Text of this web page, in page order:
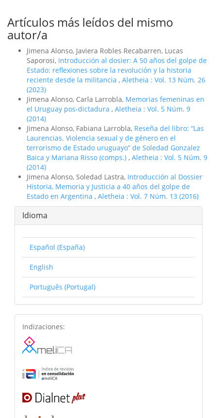
Artículos más leídos del mismo
autor/a
Jimena Alonso, Javiera Robles Recabarren, Lucas
Saporosi, Introducción al dosier: A 50 años del golpe de
Estado: reflexiones sobre la revolución y la historia
reciente desde la militancia , Aletheia : Vol. 13 Núm. 26
(2023)
Jimena Alonso, Carla Larrobla, Memorias femeninas en
el Uruguay pos-dictadura , Aletheia : Vol. 5 Núm. 9
(2014)
Jimena Alonso, Fabiana Larrobla, Reseña del libro: “Las
Laurencias. Violencia sexual y de género en el
terrorismo de Estado uruguayo” de Soledad Gonzalez
Baica y Mariana Risso (comps.) , Aletheia : Vol. 5 Núm. 9
(2014)
Jimena Alonso, Soledad Lastra, Introducción al Dossier
Historia, Memoria y Justicia a 40 años del golpe de
Estado en Argentina , Aletheia : Vol. 7 Núm. 13 (2016)
Idioma
Español (España)
English
Português (Portugal)
basesdedatos
Indizaciones: